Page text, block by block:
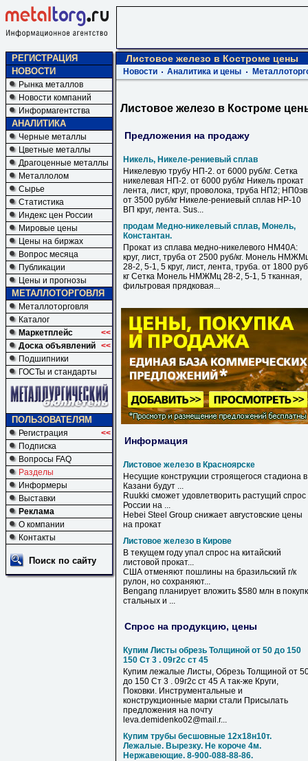
РЕГИСТРАЦИЯ
НОВОСТИ
Рынка металлов
Новости компаний
Информагентства
АНАЛИТИКА
Черные металлы
Цветные металлы
Драгоценные металлы
Металлолом
Сырье
Статистика
Индекс цен России
Мировые цены
Цены на биржах
Вопрос месяца
Публикации
Цены и прогнозы
МЕТАЛЛОТОРГОВЛЯ
Металлоторговля
Каталог
Маркетплейс
<<
Доска объявлений <<
Подшипники
ГОСТы и стандарты
ПОЛЬЗОВАТЕЛЯМ
Регистрация
<<
Подписка
Вопросы FAQ
Разделы
Информеры
Выставки
Реклама
О компании
Контакты
Поиск по сайту
Листовое железо в Костроме цены
Новости Аналитика и цены
Листовое железо в Костроме
Предложения на продажу
Никель, Никеле-рениевый сплав
Никелевую трубу НП-2. от 6000 руб/кг. Сетка
никелевая НП-2. от 6000 руб/кг Никель прокат
лента, лист, круг, проволока, труба НП2;
от 3500 руб/кг Никеле-рениевый сплав НР-10
ВП круг, лента. Sus...
продам Медно-никелевый сплав, Монель,
Константан.
Прокат из сплава медно-никелевого НМ40А:
круг, лист, труба от 2500 руб/кг. Монель
28-2, 5-1, 5 круг, лист, лента, труба. от 1800
кг Сетка Монель НМЖМц 28-2, 5-1, 5 тканная,
фильтровая прядковая...
Информация
Листовое железо в Красноярске
Несущие конструкции строящегося стадиона в
Казани будут ...
Ruukki сможет удовлетворить растущий спрос
России на ...
Hebei Steel Group снижает августовские цены
на прокат
Листовое железо в Кирове
В текущем году упал спрос на китайский
листовой прокат...
США отменяют пошлины на бразильский г/к
рулон, но сохраняют...
Bengang планирует вложить $580 млн в
стальных и ...
Спрос на продукцию, цены
Купим Листы обрезь Толщиной от 50 до 150
150 Ст 3 . 09г2с ст 45
Купим лежалые Листы, Обрезь Толщиной от
до 150 Ст 3 . 09г2с ст 45 А так-же Круги,
Поковки. Инструментальные и
конструкционные марки стали Присылать
предложения на почту
leva.demidenko02@mail.r...
Купим трубы бесшовные 12х18н10т.
Лежалые. Вырезку. Не короче 4м.
Нержавеющие. 8-900-088-88-86.